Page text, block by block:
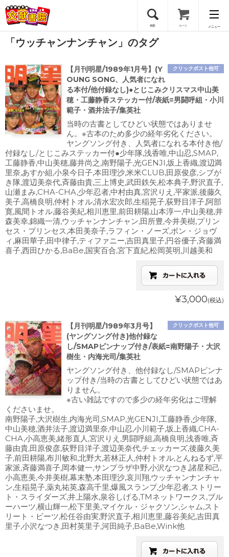
検索 カート メニュー
会員登録
ログイン
「ウッチャンナンチャン」のタグ
クリックポスト他可
【月刊明星/1989年1月号】(Y
OUNG SONG、人気者になれ
る本付/他付録なし)●とじこみクリスマス中山美
穂・工藤静香ステッカー付/表紙=男闘呼組・小川
範子・酒井法子/集英社
当時の古書としてひどい状態ではありませ
ん。※古本のため多少の経年劣化ください。
ヤングソング付き、人気者になれる本付き他/
付録なし/とじこみステッカー付●少年隊,浅香唯,中山忍,SMAP,
工藤静香,中山美穂,藤井尚之,南野陽子,光GENJI,坂上香織,渡辺満
里奈,あすか組,小泉今日子,本田理沙,米米CLUB,田原俊彦,シブが
き隊,渡辺美奈代,斉藤由貴,三上博史,武田鉄矢,松本典子,野沢直子,
山瀬まみ,CHA-CHA,少年忍者,中村由真,宮沢りえ,平家派,後藤久
美子,高橋良明,仲村トオル,清水宏次郎,生稲晃子,荻野目洋子,阿部
寛,風間トオル,藤谷美紀,相川恵里,前田耕陽,山本淳一,中山美穂,井
森美幸,錦織一清,ウッチャンナンチャン,田所豊,今井美樹,プリン
セス・プリンセス,本田美奈子,ラフィン・ノーズ,ボン・ジョヴ
ィ,麻田華子,田中律子,ティファニー,吉田真里子,円谷優子,斉藤満
喜子,西田ひかる,BaBe,国実百合,宮下直紀,松岡英明,川越美和
¥3,000(税込)
クリックポスト他可
【月刊明星/1989年3月号】
(ヤングソング付き)他付録な
し/SMAPピンナップ付き/表紙=南野陽子・大沢
樹生・内海光司/集英社
ヤングソング付き、他付録なし/SMAPピンナ
ップ付き/当時の古書としてひどい状態ではあ
りません。
※古い雑誌ですので多少の経年劣化はご理解
くださいませ。
南野陽子,大沢樹生,内海光司,SMAP,光GENJI,工藤静香,少年隊,
中山美穂,酒井法子,渡辺満里奈,中山忍,小川範子,坂上香織,CHA-
CHA,小高恵美,緒形直人,宮沢りえ,男闘呼組,高橋良明,浅香唯,斉
藤由貴,田原俊彦,荻野目洋子,渡辺美奈代,チェッカーズ,後藤久美
子,前田耕陽,布川敏和,北野大,若林正人,仲村トオル,とんねるず,平
家派,斉藤満喜子,岡本健一,サンプラザ中野,小沢なつき,諸星和己,
小高恵美,今井美樹,幕末塾,本田理沙,哀川翔,ウッチャンナンチャ
ン,生稲晃子,薬丸祐英,森高千里,爆風スランプ,少年忍者,ストリー
ト・スライダーズ,井上陽水,泉谷しげる,TMネットワークス,ブル
ーハーツ,横山輝一,松下里美,マイケル・ジャクソン,シャム,スト
リート・ビーツ,松任谷由実,野沢直子,相川恵里,藤谷美紀,吉田真
里子,小沢なつき,田村英里子,河田純子,BaBe,Wink他